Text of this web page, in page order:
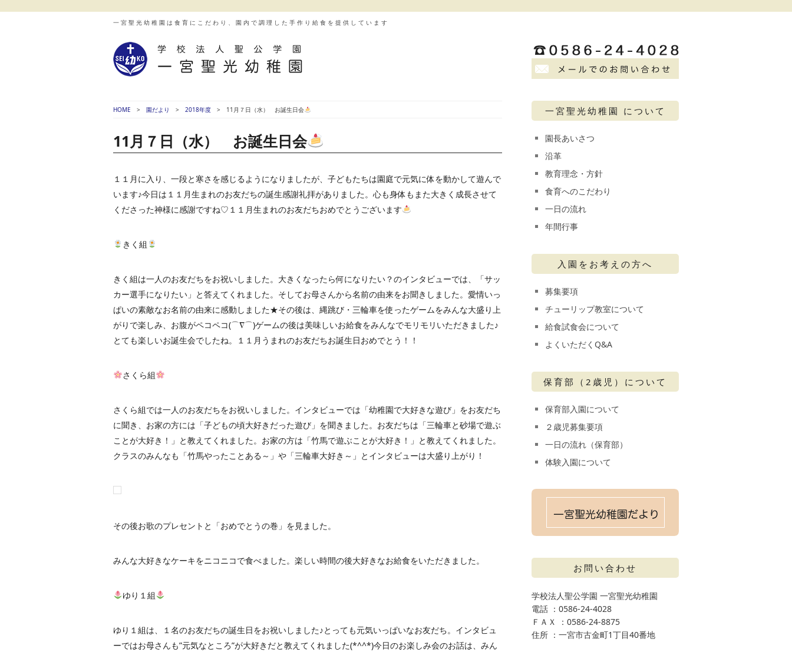
一宮聖光幼稚園は食育にこだわり、園内で調理した手作り給食を提供しています
HOME 園だより 2018年度 11月７日（水） お誕生日会
11月７日（水） お誕生日会
１１月に入り、一段と寒さを感じるようになりましたが、子どもたちは園庭で元気に体を動かして遊んで
います♪今日は１１月生まれのお友だちの誕生感謝礼拝がありました。心も身体もまた大きく成長させて
くださった神様に感謝ですね♡１１月生まれのお友だちおめでとうございます
きく組
きく組は一人のお友だちをお祝いしました。大きくなったら何になりたい？のインタビューでは、「サッ
カー選手になりたい」と答えてくれました。そしてお母さんから名前の由来をお聞きしました。愛情いっ
ぱいの素敵なお名前の由来に感動しました★その後は、縄跳び・三輪車を使ったゲームをみんな大盛り上
がりで楽しみ、お腹がペコペコ(⌒∇⌒)ゲームの後は美味しいお給食をみんなでモリモリいただきました♪
とても楽しいお誕生会でしたね。１１月うまれのお友だちお誕生日おめでとう！！
さくら組
さくら組では一人のお友だちをお祝いしました。インタビューでは「幼稚園で大好きな遊び」をお友だち
に聞き、お家の方には「子どもの頃大好きだった遊び」を聞きました。お友だちは「三輪車と砂場で遊ぶ
ことが大好き！」と教えてくれました。お家の方は「竹馬で遊ぶことが大好き！」と教えてくれました。
クラスのみんなも「竹馬やったことある～」や「三輪車大好き～」とインタビューは大盛り上がり！
その後お歌のプレセントと「おめでとうの巻」を見ました。
みんな大好きなケーキをニコニコで食べました。楽しい時間の後大好きなお給食をいただきました。
ゆり１組
ゆり１組は、１名のお友だちの誕生日をお祝いしました♪とっても元気いっぱいなお友だち。インタビュ
ーではお母さんも”元気なところ”が大好きだと教えてくれました(*^^*)今日のお楽しみ会のお話は、みん
一宮聖光幼稚園 について
園長あいさつ
沿革
教育理念・方針
食育へのこだわり
一日の流れ
年間行事
入園をお考えの方へ
募集要項
チューリップ教室について
給食試食会について
よくいただくQ&A
保育部（2歳児）について
保育部入園について
２歳児募集要項
一日の流れ（保育部）
体験入園について
お問い合わせ
学校法人聖公学園 一宮聖光幼稚園
電話 ：0586-24-4028
ＦＡＸ ：0586-24-8875
住所 ：一宮市古金町1丁目40番地